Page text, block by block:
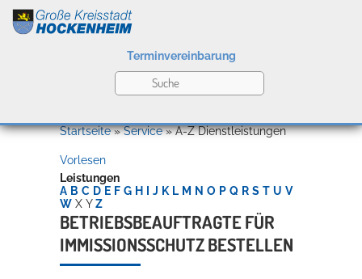
Kultur
Bildung
Terminvereinbarung
Startseite»Service»A-Z Dienstleistungen
Vorlesen
Leistungen
A B C D E F G H J K L M N O P Q R S T U V
W X Y Z
BETRIEBSBEAUFTRAGTE FÜR
IMMISSIONSSCHUTZ BESTELLEN